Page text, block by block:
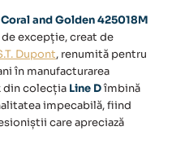
and Golden 425018M
excepție, creat de
Dupont, renumită pentru
în manufacturarea
din colecția Line Dîmbină
impecabilă, fiind
care apreciază